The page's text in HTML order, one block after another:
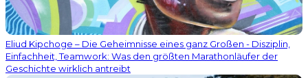
Eliud Kipchoge – Die Geheimnisse eines ganz Großen - Disziplin,
Einfachheit, Teamwork: Was den größten Marathonläufer der
Geschichte wirklich antreibt